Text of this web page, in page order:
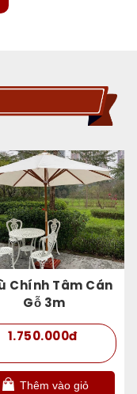
Chính Tâm Cán
Gỗ 3m
1.750.000đ
Thêm vào giỏ